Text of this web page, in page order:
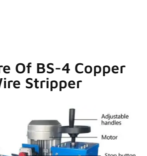
Of BS-4 Copper
Stripper